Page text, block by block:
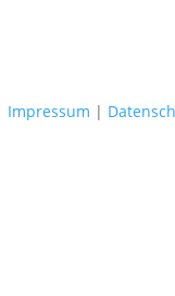
Impressum |